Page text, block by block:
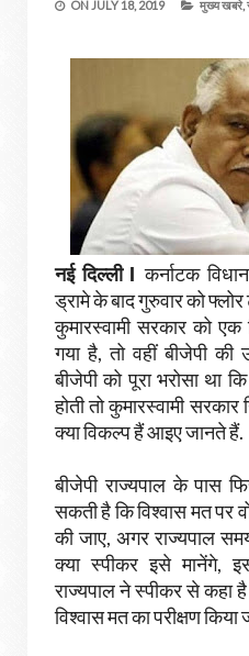
ON JULY 18, 2019 मुख्य खबरे,
नई दिल्ली Iकर्नाटक
ड्रामे के बाद गुरुवार को
कुमारस्वामी सरकार को
गया है, तो वहीं बीजेपी की
बीजेपी को पूरा भरोसा था
होती तो कुमारस्वामी
क्या विकल्प हैं आइए जानते हैं.
बीजेपी राज्यपाल के पास
सकती है कि विश्वास मत पर
की जाए, अगर राज्यपाल
क्या स्पीकर इसे मानेंगे,
राज्यपाल ने स्पीकर से कहा
विश्वास मत का परीक्षण किया